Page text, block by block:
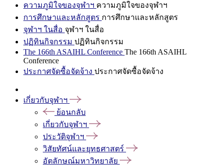
ความภูมิใจของจุฬาฯ ความภูมิใจของจุฬาฯ
การศึกษาและหลักสูตร การศึกษาและหลักสูตร
จุฬาฯ ในสื่อ จุฬาฯ ในสื่อ
ปฏิทินกิจกรรม ปฏิทินกิจกรรม
The 166th ASAIHL Conference The 166th ASAIHL
Conference
ประกาศจัดซื้อจัดจ้าง ประกาศจัดซื้อจัดจ้าง
เกี่ยวกับจุฬาฯ
ย้อนกลับ
เกี่ยวกับจุฬาฯ
ประวัติจุฬาฯ
วิสัยทัศน์และยุทธศาสตร์
อัตลักษณ์มหาวิทยาลัย